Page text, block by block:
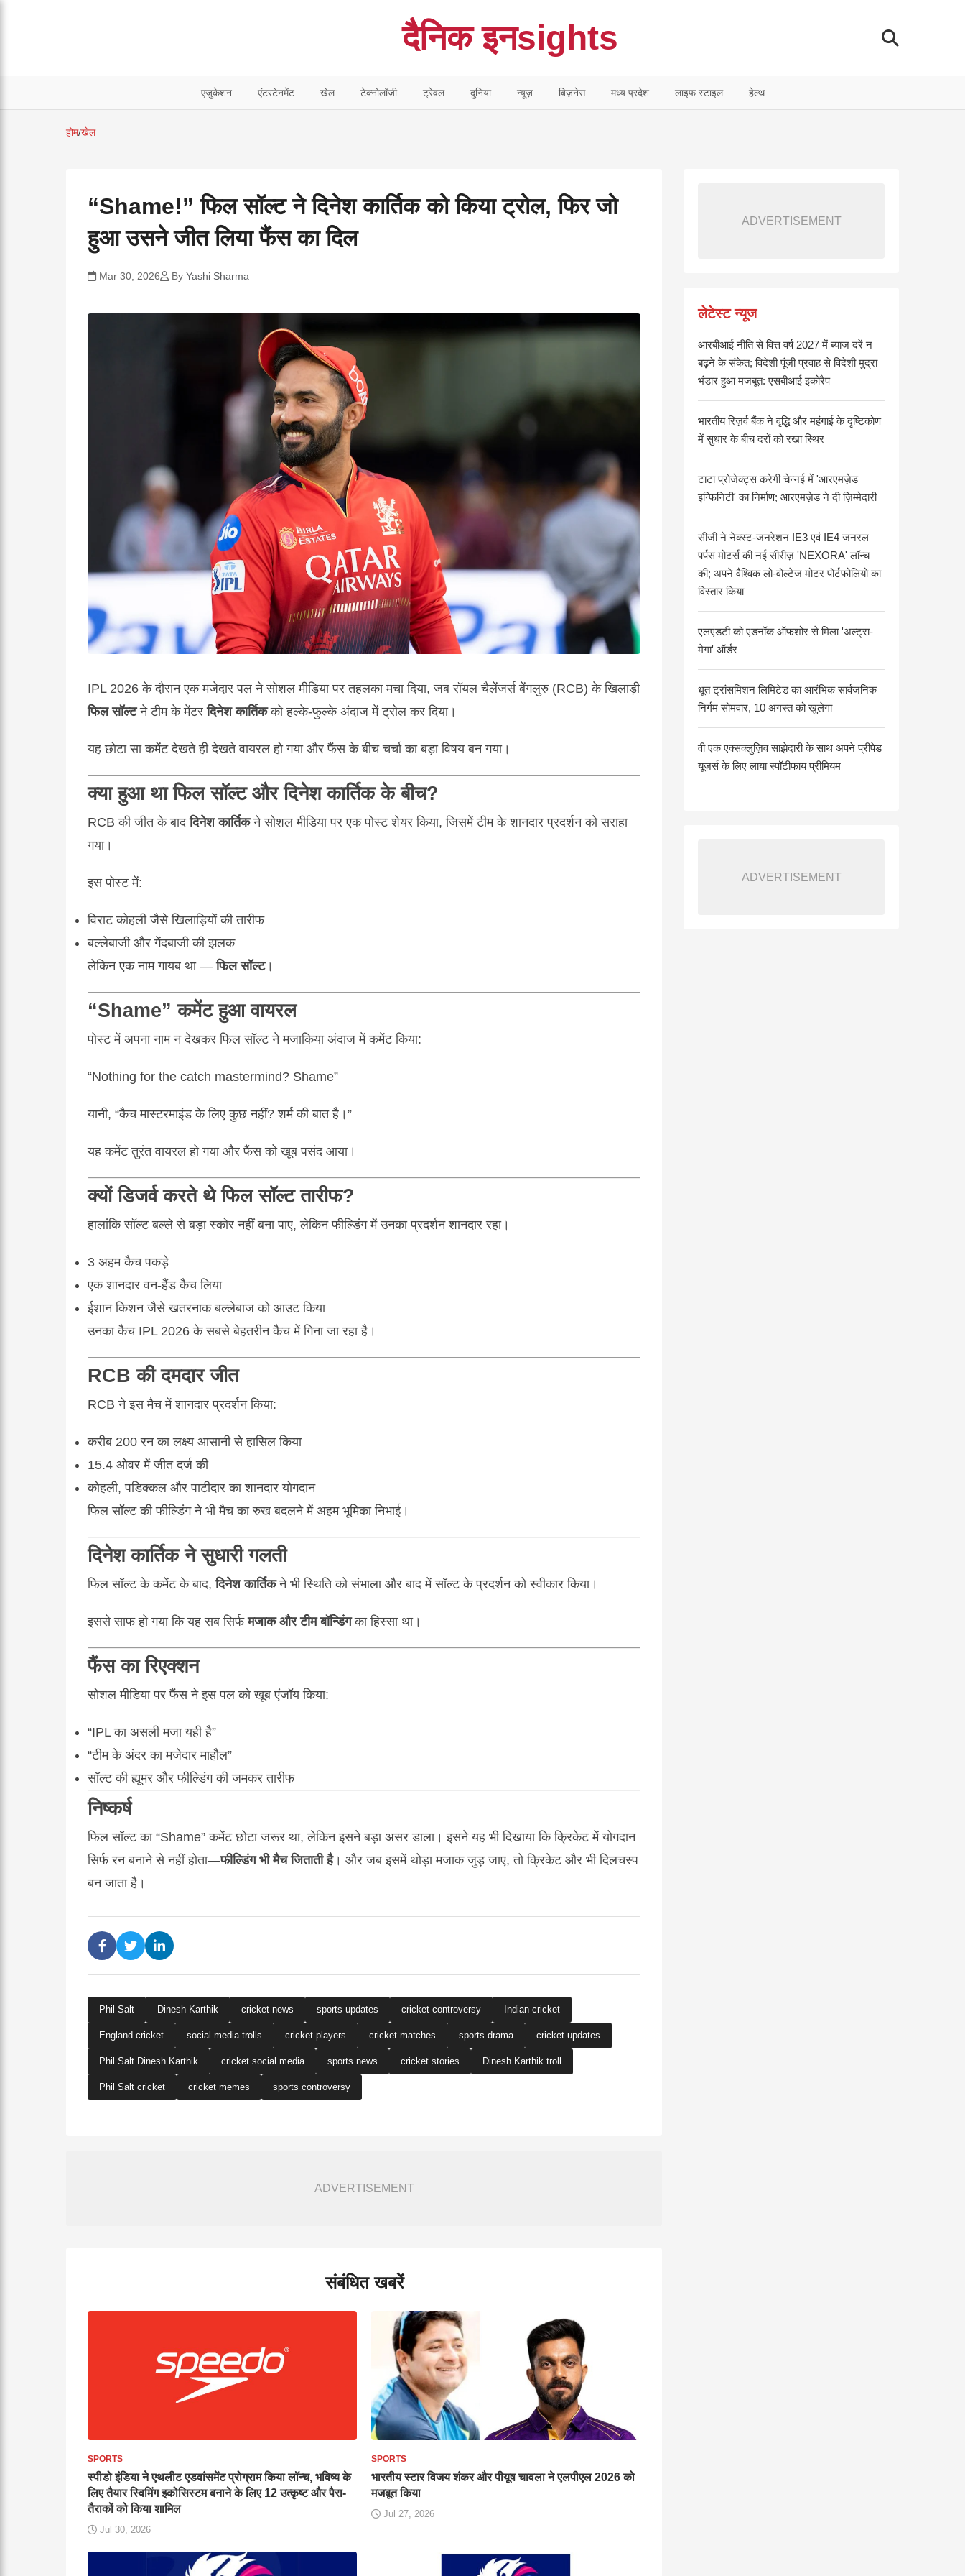
दैनिक इनsights
एजुकेशन एंटरटेनमेंट खेल टेक्नोलॉजी ट्रेवल दुनिया न्यूज़ बिज़नेस मध्य प्रदेश लाइफ स्टाइल हेल्थ
होम/खेल
“Shame!” फिल सॉल्ट ने दिनेश कार्तिक को किया ट्रोल, फिर जो
हुआ उसने जीत लिया फैंस का दिल
Mar 30, 2026 By Yashi Sharma
IPL 2026 के दौरान एक मजेदार पल ने सोशल मीडिया पर तहलका मचा दिया, जब रॉयल चैलेंजर्स बेंगलुरु (RCB) के खिलाड़ी
फिल सॉल्टने टीम के मेंटरदिनेश कार्तिकको हल्के-फुल्के अंदाज में ट्रोल कर दिया।
यह छोटा सा कमेंट देखते ही देखते वायरल हो गया और फैंस के बीच चर्चा का बड़ा विषय बन गया।
क्या हुआ था फिल सॉल्ट और दिनेश कार्तिक के बीच?
RCB की जीत के बाददिनेश कार्तिकने सोशल मीडिया पर एक पोस्ट शेयर किया, जिसमें टीम के शानदार प्रदर्शन को सराहा
गया।
इस पोस्ट में:
विराट कोहली जैसे खिलाड़ियों की तारीफ
बल्लेबाजी और गेंदबाजी की झलक
लेकिन एक नाम गायब था —फिल सॉल्ट।
“Shame” कमेंट हुआ वायरल
पोस्ट में अपना नाम न देखकर फिल सॉल्ट ने मजाकिया अंदाज में कमेंट किया:
“Nothing for the catch mastermind? Shame”
यानी, “कैच मास्टरमाइंड के लिए कुछ नहीं? शर्म की बात है।”
यह कमेंट तुरंत वायरल हो गया और फैंस को खूब पसंद आया।
क्यों डिजर्व करते थे फिल सॉल्ट तारीफ?
हालांकि सॉल्ट बल्ले से बड़ा स्कोर नहीं बना पाए, लेकिन फील्डिंग में उनका प्रदर्शन शानदार रहा।
3 अहम कैच पकड़े
एक शानदार वन-हैंड कैच लिया
ईशान किशन जैसे खतरनाक बल्लेबाज को आउट किया
उनका कैच IPL 2026 के सबसे बेहतरीन कैच में गिना जा रहा है।
RCB की दमदार जीत
RCB ने इस मैच में शानदार प्रदर्शन किया:
करीब 200 रन का लक्ष्य आसानी से हासिल किया
15.4 ओवर में जीत दर्ज की
कोहली, पडिक्कल और पाटीदार का शानदार योगदान
फिल सॉल्ट की फील्डिंग ने भी मैच का रुख बदलने में अहम भूमिका निभाई।
दिनेश कार्तिक ने सुधारी गलती
फिल सॉल्ट के कमेंट के बाद,दिनेश कार्तिकने भी स्थिति को संभाला और बाद में सॉल्ट के प्रदर्शन को स्वीकार किया।
इससे साफ हो गया कि यह सब सिर्फमजाक और टीम बॉन्डिंगका हिस्सा था।
फैंस का रिएक्शन
सोशल मीडिया पर फैंस ने इस पल को खूब एंजॉय किया:
“IPL का असली मजा यही है”
“टीम के अंदर का मजेदार माहौल”
सॉल्ट की ह्यूमर और फील्डिंग की जमकर तारीफ
निष्कर्ष
फिल सॉल्ट का “Shame” कमेंट छोटा जरूर था, लेकिन इसने बड़ा असर डाला। इसने यह भी दिखाया कि क्रिकेट में योगदान
सिर्फ रन बनाने से नहीं होता—फील्डिंग भी मैच जिताती है। और जब इसमें थोड़ा मजाक जुड़ जाए, तो क्रिकेट और भी दिलचस्प
बन जाता है।
Phil Salt Dinesh Karthik cricket news sports updates cricket controversy Indian cricket
England cricket social media trolls cricket players cricket matches sports drama cricket updates
Phil Salt Dinesh Karthik cricket social media sports news cricket stories Dinesh Karthik troll
Phil Salt cricket cricket memes sports controversy
ADVERTISEMENT
संबंधित खबरें
SPORTS
स्पीडो इंडिया ने एथलीट एडवांसमेंट प्रोग्राम किया लॉन्च, भविष्य के
लिए तैयार स्विमिंग इकोसिस्टम बनाने के लिए 12 उत्कृष्ट और पैरा-
तैराकों को किया शामिल
Jul 30, 2026
SPORTS
भारतीय स्टार विजय शंकर और पीयूष चावला ने एलपीएल 2026 को
मजबूत किया
Jul 27, 2026
ADVERTISEMENT
लेटेस्ट न्यूज
आरबीआई नीति से वित्त वर्ष 2027 में ब्याज दरें न
बढ़ने के संकेत; विदेशी पूंजी प्रवाह से विदेशी मुद्रा
भंडार हुआ मजबूत: एसबीआई इकोरैप
भारतीय रिज़र्व बैंक ने वृद्धि और महंगाई के दृष्टिकोण
में सुधार के बीच दरों को रखा स्थिर
टाटा प्रोजेक्ट्स करेगी चेन्नई में 'आरएमज़ेड
इन्फिनिटी' का निर्माण; आरएमज़ेड ने दी ज़िम्मेदारी
सीजी ने नेक्स्ट-जनरेशन IE3 एवं IE4 जनरल
पर्पस मोटर्स की नई सीरीज़ 'NEXORA' लॉन्च
की; अपने वैश्विक लो-वोल्टेज मोटर पोर्टफोलियो का
विस्तार किया
एलएंडटी को एडनॉक ऑफशोर से मिला 'अल्ट्रा-
मेगा' ऑर्डर
धूत ट्रांसमिशन लिमिटेड का आरंभिक सार्वजनिक
निर्गम सोमवार, 10 अगस्त को खुलेगा
वी एक एक्सक्लुज़िव साझेदारी के साथ अपने प्रीपेड
यूज़र्स के लिए लाया स्पॉटीफाय प्रीमियम
ADVERTISEMENT